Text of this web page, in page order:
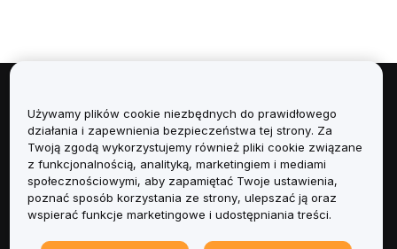
Informacje
Usługi
Obsługa Klienta
Używamy plików cookie niezbędnych do prawidłowego
działania i zapewnienia bezpieczeństwa tej strony. Za
Twoją zgodą wykorzystujemy również pliki cookie związane
z funkcjonalnością, analityką, marketingiem i mediami
społecznościowymi, aby zapamiętać Twoje ustawienia,
poznać sposób korzystania ze strony, ulepszać ją oraz
wspierać funkcje marketingowe i udostępniania treści.